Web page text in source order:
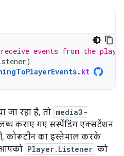
events from the
)
. kt
जा रहा है, तो media3-
कराए गए सस्पेंडिंग एक्सटेंशन
कोरूटीन का इस्तेमाल करके
Player.Listener को